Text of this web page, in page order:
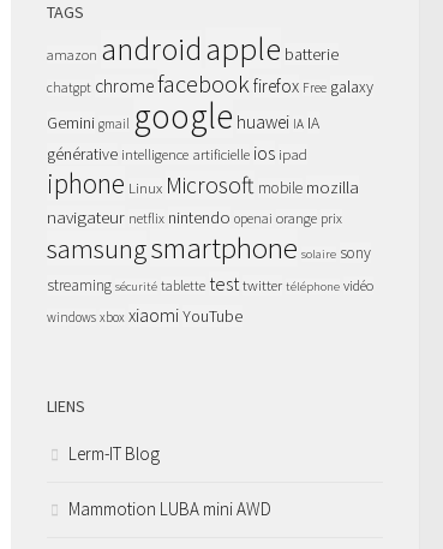
TAGS
amazon androidapple batterie
chatgpt chromefacebookfirefox Free galaxy
Gemini gmail google huawei IA IA
générative intelligence artificielle ios ipad
iphone Linux Microsoft mobile mozilla
navigateur netflix nintendo openai orange prix
samsungsmartphone solaire sony
streaming sécurité tablette testtwitter téléphone vidéo
windows xbox xiaomiYouTube
LIENS
Lerm-IT Blog
Mammotion LUBA mini AWD